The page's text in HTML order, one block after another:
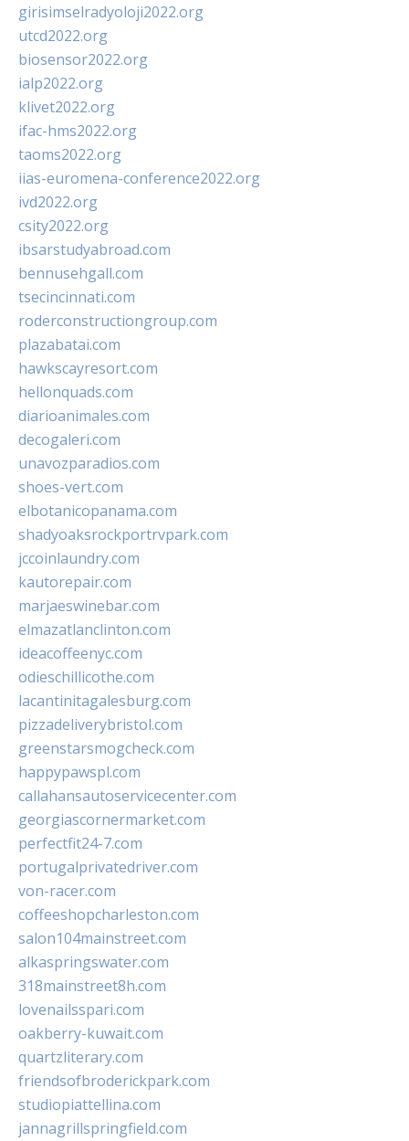
girisimselradyoloji2022.org
utcd2022.org
biosensor2022.org
ialp2022.org
klivet2022.org
ifac-hms2022.org
taoms2022.org
iias-euromena-conference2022.org
ivd2022.org
csity2022.org
ibsarstudyabroad.com
bennusehgall.com
tsecincinnati.com
roderconstructiongroup.com
plazabatai.com
hawkscayresort.com
hellonquads.com
diarioanimales.com
decogaleri.com
unavozparadios.com
shoes-vert.com
elbotanicopanama.com
shadyoaksrockportrvpark.com
jccoinlaundry.com
kautorepair.com
marjaeswinebar.com
elmazatlanclinton.com
ideacoffeenyc.com
odieschillicothe.com
lacantinitagalesburg.com
pizzadeliverybristol.com
greenstarsmogcheck.com
happypawspl.com
callahansautoservicecenter.com
georgiascornermarket.com
perfectfit24-7.com
portugalprivatedriver.com
von-racer.com
coffeeshopcharleston.com
salon104mainstreet.com
alkaspringswater.com
318mainstreet8h.com
lovenailsspari.com
oakberry-kuwait.com
quartzliterary.com
friendsofbroderickpark.com
studiopiattellina.com
jannagrillspringfield.com